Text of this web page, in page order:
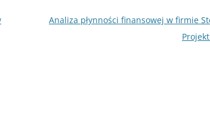
Analiza płynności finansowej w firmie
Projekt